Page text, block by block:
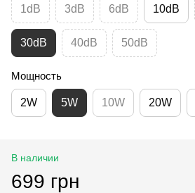
1dB 3dB 6dB 10dB
30dB 40dB 50dB
Мощность
2W 5W 10W 20W
В наличии
699 грн